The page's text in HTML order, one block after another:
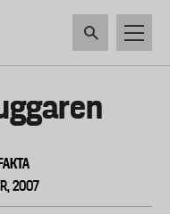
2007